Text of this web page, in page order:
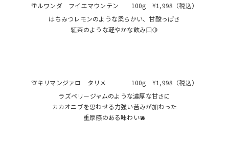
🌴ルワンダ フイエマウンテン 100g ¥1,998（税込）
はちみつレモンのような柔らかい、甘酸っぱさ
紅茶のような軽やかな飲み口🍋
🦒キリマンジァロ タリメ 100g ¥1,998（税込）
ラズベリージャムのような濃厚な甘さに
カカオニブを思わせる力強い苦みが加わった
重厚感のある味わい🫐